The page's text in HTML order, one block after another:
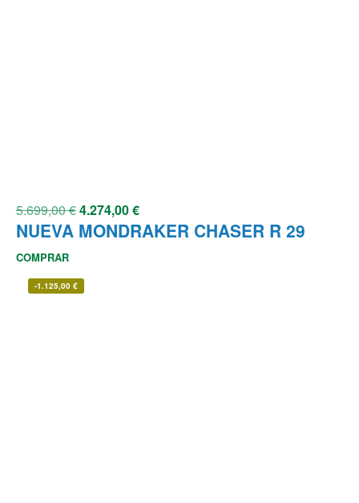
5.699,00€4.274,00€
NUEVA MONDRAKER CHASER R 29
COMPRAR
-1.125,00 €